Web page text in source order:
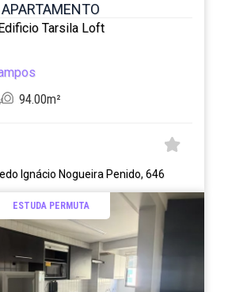
APARTAMENTO
Tarsila Loft
94.00m²
Ignácio Nogueira Penido, 646
ESTUDA PERMUTA